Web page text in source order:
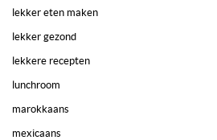
lekker eten maken
lekker gezond
lekkere recepten
lunchroom
marokkaans
mexicaans